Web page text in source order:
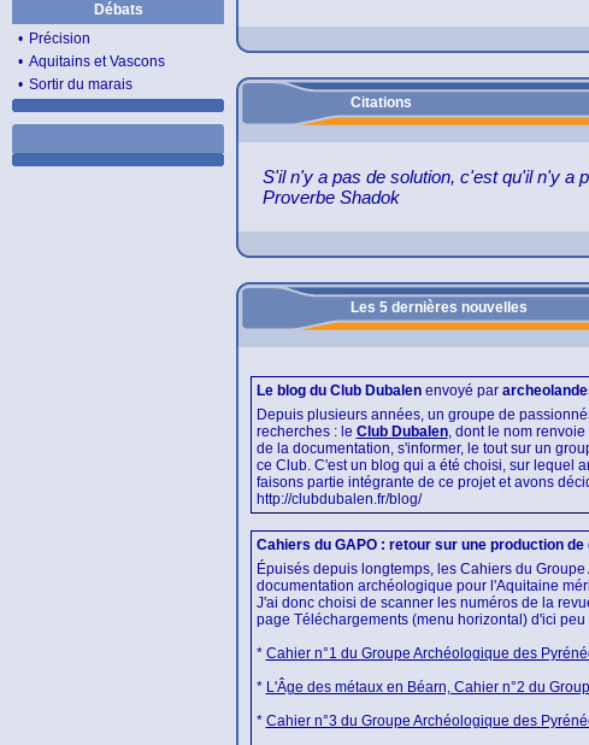
Débats
• Précision
• Aquitains et Vascons
• Sortir du marais
Citations
S'il n'y a pas de solution, c'est qu'il n'y a
Proverbe Shadok
Les 5 dernières nouvelles
Le blog du Club Dubalenenvoyé par
Depuis plusieurs années, un groupe de
recherches : le Club Dubalen, dont le nom
de la documentation, s'informer, le tout sur un
ce Club. C'est un blog qui a été choisi, sur lequel
faisons partie intégrante de ce projet et avons
http://clubdubalen.fr/blog/
Cahiers du GAPO : retour sur une production de
Épuisés depuis longtemps, les Cahiers du
documentation archéologique pour l'Aquitaine
J'ai donc choisi de scanner les numéros de la
page Téléchargements (menu horizontal) d'ici
* Cahier n°1 du Groupe Archéologique des
* L'Âge des métaux en Béarn, Cahier n°2 du
* Cahier n°3 du Groupe Archéologique des